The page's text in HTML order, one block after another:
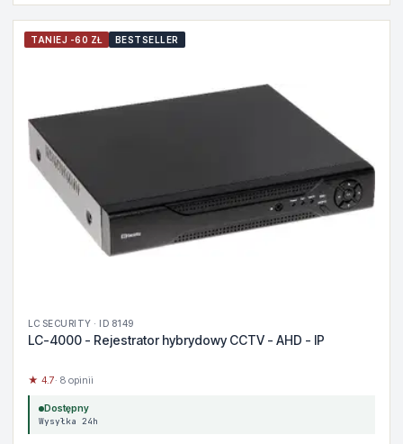
TANIEJ -60 ZŁ BESTSELLER
LC SECURITY · ID 8149
LC-4000 - Rejestrator hybrydowy CCTV - AHD - IP
★ 4.7· 8 opinii
Dostępny
Wysyłka 24h